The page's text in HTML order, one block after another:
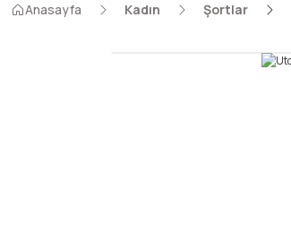
Anasayfa Kadın Şortlar